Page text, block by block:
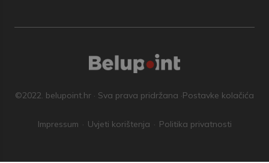
©2022. belupoint.hr · Sva prava pridržana ·Postavke kolačića
Impressum Uvjeti korištenja Politika privatnosti